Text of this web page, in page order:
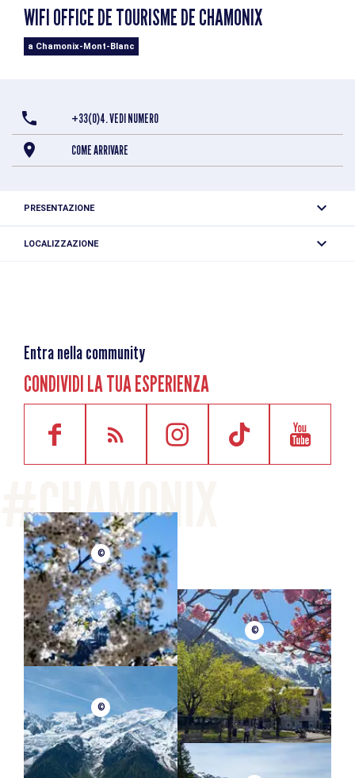
WIFI OFFICE DE TOURISME DE CHAMONIX
a Chamonix-Mont-Blanc
+33(0)4. VEDI NUMERO
COME ARRIVARE
PRESENTAZIONE
LOCALIZZAZIONE
Entra nella community
CONDIVIDI LA TUA ESPERIENZA
©
©
©